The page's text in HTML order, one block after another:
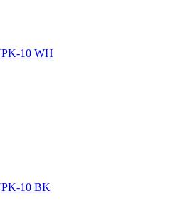
10 WH
10 BK